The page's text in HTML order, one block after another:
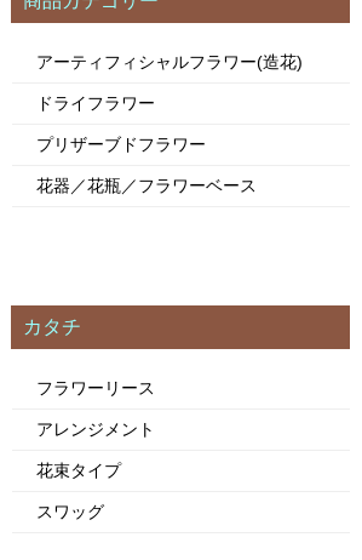
アーティフィシャルフラワー(造花)
ドライフラワー
プリザーブドフラワー
花器／花瓶／フラワーベース
カタチ
フラワーリース
アレンジメント
花束タイプ
スワッグ